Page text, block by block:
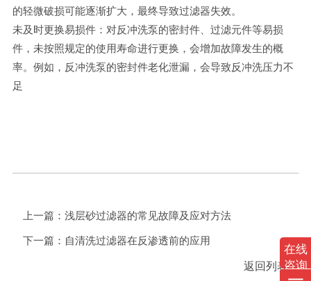
的轻微破损可能逐渐扩大，最终导致过滤器失效。
未及时更换易损件：对反冲洗泵的密封件、过滤元件等易损
件，未按照规定的使用寿命进行更换，会增加故障发生的概
率。例如，反冲洗泵的密封件老化泄漏，会导致反冲洗压力不
足
上一篇： 浅层砂过滤器的常见故障及应对方法
下一篇： 自清洗过滤器在反渗透前的应用
返回列表
在线
咨询